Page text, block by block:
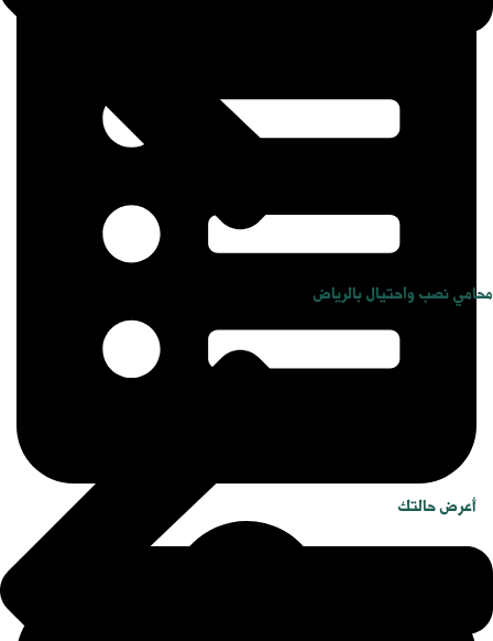
محامي نصب واحتيال بالرياض
أعرض حالتك